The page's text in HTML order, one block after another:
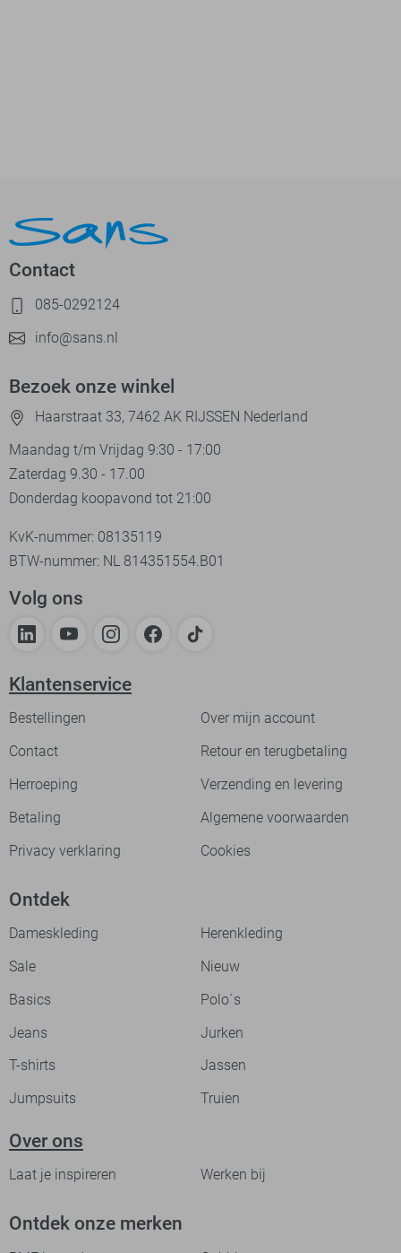
Contact
085-0292124
info@sans.nl
Bezoek onze winkel
Haarstraat 33, 7462 AK RIJSSEN Nederland
Maandag t/m Vrijdag 9:30 - 17:00
Zaterdag 9.30 - 17.00
Donderdag koopavond tot 21:00
KvK-nummer: 08135119
BTW-nummer: NL 814351554.B01
Volg ons
Klantenservice
Bestellingen
Over mijn account
Contact
Retour en terugbetaling
Herroeping
Verzending en levering
Betaling
Algemene voorwaarden
Privacy verklaring
Cookies
Ontdek
Dameskleding
Herenkleding
Sale
Nieuw
Basics
Polo`s
Jeans
Jurken
T-shirts
Jassen
Jumpsuits
Truien
Over ons
Laat je inspireren Werken bij
Ontdek onze merken